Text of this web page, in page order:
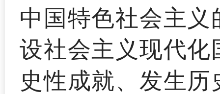
中国特色社会主
设社会主义现代
史性成就、发生